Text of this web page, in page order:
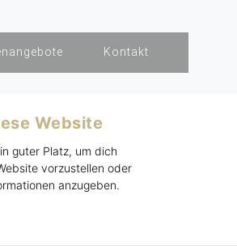
Kontakt
Website
guter Platz, um dich
vorzustellen oder
anzugeben.